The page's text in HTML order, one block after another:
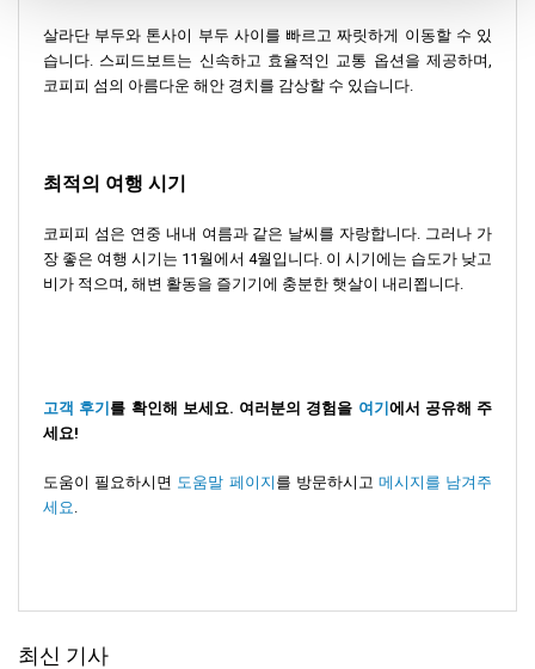
살라단 부두와 톤사이 부두 사이를 빠르고 짜릿하게 이동할 수 있
습니다. 스피드보트는 신속하고 효율적인 교통 옵션을 제공하며,
코피피 섬의 아름다운 해안 경치를 감상할 수 있습니다.
최적의 여행 시기
코피피 섬은 연중 내내 여름과 같은 날씨를 자랑합니다. 그러나 가
장 좋은 여행 시기는 11월에서 4월입니다. 이 시기에는 습도가 낮고
비가 적으며, 해변 활동을 즐기기에 충분한 햇살이 내리쬡니다.
고객 후기 를 확인해 보세요. 여러분의 경험을 여기 에서 공유해 주
세요!
도움이 필요하시면 도움말 페이지 를 방문하시고 메시지를 남겨주
세요
최신 기사